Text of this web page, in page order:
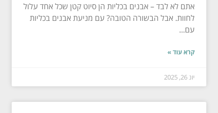
אתם לא לבד – אבנים בכליות הן סיוט קטן שכל אחד עלול
לחוות. אבל הבשורה הטובה? עם מניעת אבנים בכליות
עם...
קרא עוד »
יונ 26, 2025